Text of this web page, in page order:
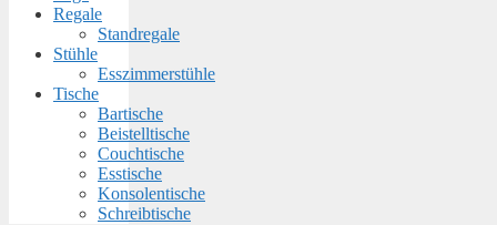
Regale
Standregale
Stühle
Esszimmerstühle
Tische
Bartische
Beistelltische
Couchtische
Esstische
Konsolentische
Schreibtische